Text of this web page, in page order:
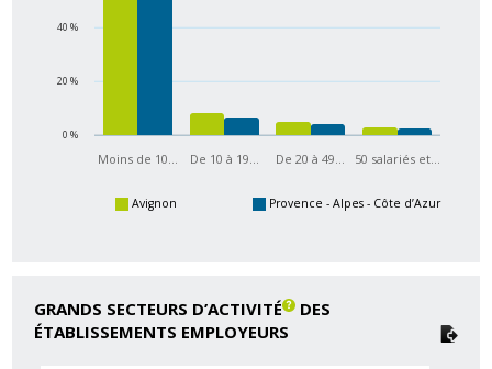
Moins de 10… De 10 à 19… De 20 à 49… 50 salariés et…
0 %
20 %
40 %
Avignon Provence - Alpes - Côte d’Azur
GRANDS SECTEURS D’ACTIVITÉ
DES
ÉTABLISSEMENTS EMPLOYEURS